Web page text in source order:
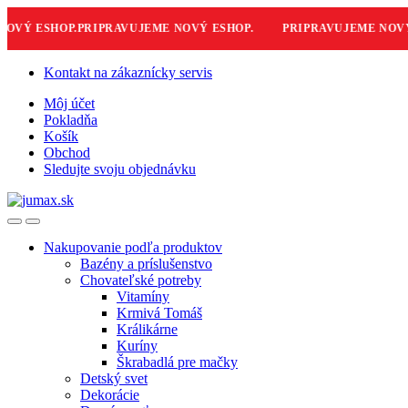
ESHOP.PRIPRAVUJEME NOVÝ ESHOP. PRIPRAVUJEME NOVÝ
Skip
navigation
Skip
content
Kontakt na zákaznícky servis
Môj účet
Pokladňa
Košík
Obchod
Sledujte svoju objednávku
Nakupovanie podľa produktov
Bazény a príslušenstvo
Chovateľské potreby
Vitamíny
Krmivá Tomáš
Králikárne
Kuríny
Škrabadlá pre mačky
Detský svet
Dekorácie